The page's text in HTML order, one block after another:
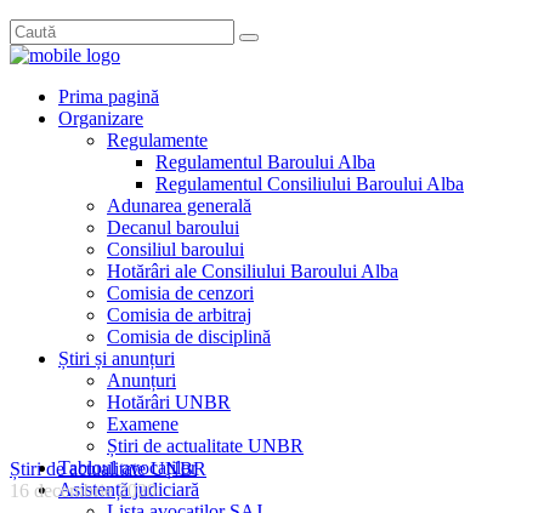
Prima pagină
Organizare
Regulamente
Regulamentul Baroului Alba
Regulamentul Consiliului Baroului Alba
Adunarea generală
Decanul baroului
Consiliul baroului
Hotărâri ale Consiliului Baroului Alba
Comisia de cenzori
Comisia de arbitraj
Comisia de disciplină
Știri și anunțuri
Anunțuri
Hotărâri UNBR
Examene
Știri de actualitate UNBR
Tabloul avocaților
Asistență judiciară
Știri de actualitate UNBR
16 decembrie 2020